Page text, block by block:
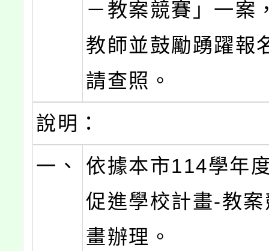
－教案競賽」一案
教師並鼓勵踴躍報
請查照。
說明：
一、
依據本市114學年
促進學校計畫-教
畫辦理。